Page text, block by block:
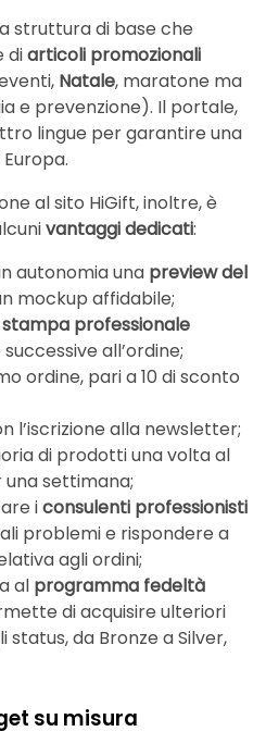
struttura di base che
diarticoli promozionali
Natale, maratone ma
e prevenzione). Il portale,
lingue per garantire una
al sito HiGift, inoltre, è
vantaggi dedicati:
autonomia una preview del
mockup affidabile;
stampa professionale
all’ordine;
ordine, pari a 10 di sconto
l’iscrizione alla newsletter;
di prodotti una volta al
settimana;
iconsulenti professionisti
problemi e rispondere a
agli ordini;
al programma fedeltà
di acquisire ulteriori
da Bronze a Silver,
su misura